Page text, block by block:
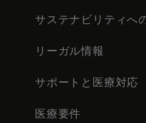
サステナビリティへ
リーガル情報
サポートと医療対応
医療要件